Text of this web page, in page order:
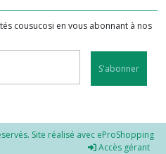
cousucosi en vous abonnant à nos
S'abonner
Site réalisé avec eProShopping
Accès gérant